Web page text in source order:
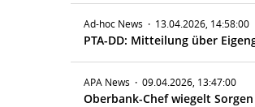
Ad-hoc News · 13.04.2026, 14:58:00
PTA-DD: Mitteilung über
APA News · 09.04.2026, 13:47:00
Oberbank-Chef wiegelt